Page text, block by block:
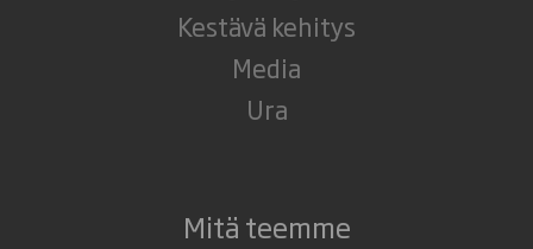
Kestävä kehitys
Media
Ura
Mitä teemme